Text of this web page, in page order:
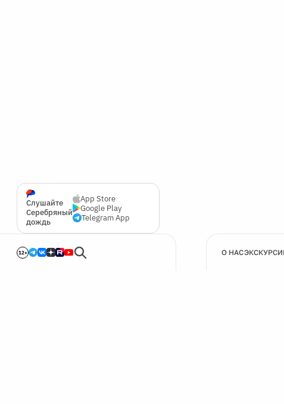
Слушайте
Серебряный
дождь
App Store
Google Play
Telegram App
12+ О НАС